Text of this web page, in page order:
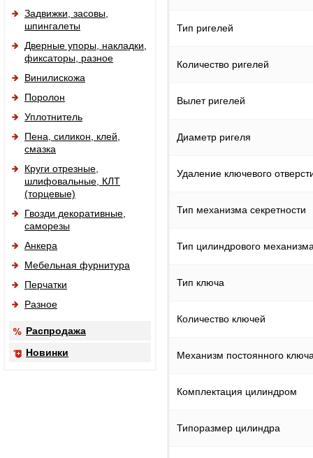
Задвижки, засовы,
шпингалеты
Дверные упоры, накладки,
фиксаторы, разное
Винилискожа
Поролон
Уплотнитель
Пена, силикон, клей,
смазка
Круги отрезные,
шлифовальные, КЛТ
(торцевые)
Гвозди декоративные,
саморезы
Анкера
Мебельная фурнитура
Перчатки
Разное
Распродажа
Новинки
Тип ригелей
Количество ригелей
Вылет ригелей
Диаметр ригеля
Удаление ключевого
Тип механизма секретности
Тип цилиндрового
Тип ключа
Количество ключей
Механизм постоянного
Комплектация цилиндром
Типоразмер цилиндра